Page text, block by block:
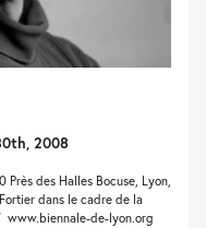
2008
Près des Halles Bocuse, Lyon,
dans le cadre de la
www.biennale-de-lyon.org